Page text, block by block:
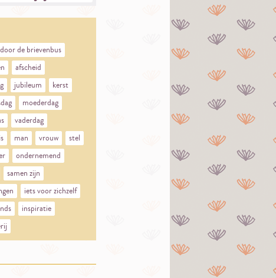
door de brievenbus
afscheid
jubileum
kerst
moederdag
vaderdag
man vrouw
stel
ondernemend
samen zijn
iets voor zichzelf
inspiratie